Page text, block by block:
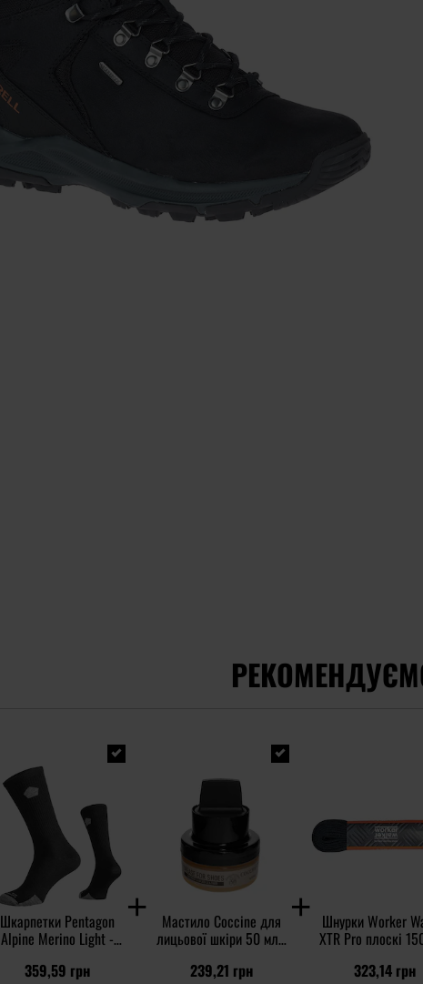
Шкарпетки Pentagon
Alpine Merino Light -
359,59 грн
Мастило Coccine для
лицьової шкіри 50 мл -
239,21 грн
Шнурки Worker
XTR Pro плоскі
323,14 грн